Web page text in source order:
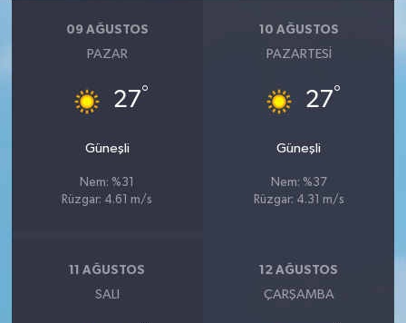
09 AĞUSTOS
PAZAR
27°
Güneşli
Nem: %31
Rüzgar: 4.61 m/s
10 AĞUSTOS
PAZARTESI
27°
Güneşli
Nem: %37
Rüzgar: 4.31 m/s
11 AĞUSTOS
SALI
12 AĞUSTOS
ÇARŞAMBA